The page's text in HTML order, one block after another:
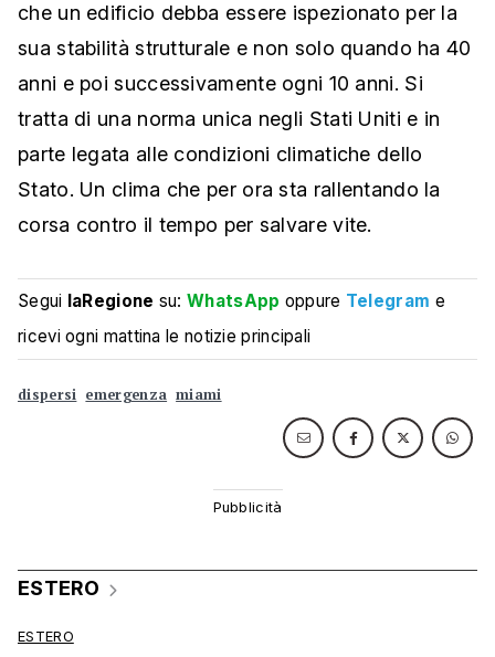
che un edificio debba essere ispezionato per la
sua stabilità strutturale e non solo quando ha 40
anni e poi successivamente ogni 10 anni. Si
tratta di una norma unica negli Stati Uniti e in
parte legata alle condizioni climatiche dello
Stato. Un clima che per ora sta rallentando la
corsa contro il tempo per salvare vite.
Segui laRegione su:WhatsApp oppure Telegram e
ricevi ogni mattina le notizie principali
dispersi emergenza miami
ESTERO
ESTERO